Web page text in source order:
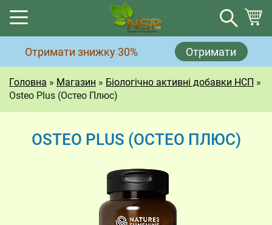
Отримати знижку 30% Отримати
Головна » Магазин » Біологічно активні добавки НСП »
Osteo Plus (Остео Плюс)
OSTEO PLUS (ОСТЕО ПЛЮС)
Кошик
Немає товарів у кошику.